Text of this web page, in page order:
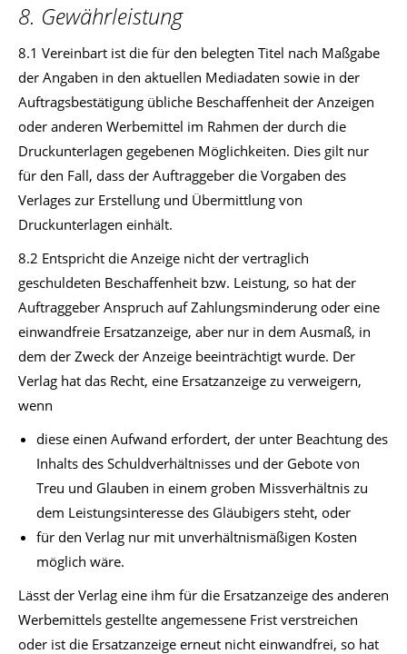
8. Gewährleistung
8.1 Vereinbart ist die für den belegten Titel nach Maßgabe
der Angaben in den aktuellen Mediadaten sowie in der
Auftragsbestätigung übliche Beschaffenheit der Anzeigen
oder anderen Werbemittel im Rahmen der durch die
Druckunterlagen gegebenen Möglichkeiten. Dies gilt nur
für den Fall, dass der Auftraggeber die Vorgaben des
Verlages zur Erstellung und Übermittlung von
Druckunterlagen einhält.
8.2 Entspricht die Anzeige nicht der vertraglich
geschuldeten Beschaffenheit bzw. Leistung, so hat der
Auftraggeber Anspruch auf Zahlungsminderung oder eine
einwandfreie Ersatzanzeige, aber nur in dem Ausmaß, in
dem der Zweck der Anzeige beeinträchtigt wurde. Der
Verlag hat das Recht, eine Ersatzanzeige zu verweigern,
wenn
diese einen Aufwand erfordert, der unter Beachtung des
Inhalts des Schuldverhältnisses und der Gebote von
Treu und Glauben in einem groben Missverhältnis zu
dem Leistungsinteresse des Gläubigers steht, oder
für den Verlag nur mit unverhältnismäßigen Kosten
möglich wäre.
Lässt der Verlag eine ihm für die Ersatzanzeige des anderen
Werbemittels gestellte angemessene Frist verstreichen
oder ist die Ersatzanzeige erneut nicht einwandfrei, so hat